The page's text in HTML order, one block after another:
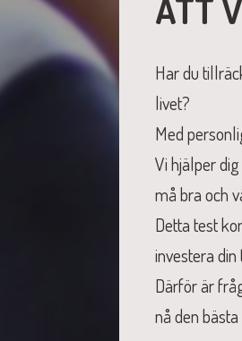
ATT
Har du
livet?
Med
Vi hjälper
må bra och
Detta test
investera
Därför är
nå den